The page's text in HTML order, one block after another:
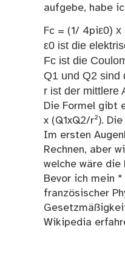
aufgebe, habe
Fc = (1/ 4piε0) x
ε0 ist die
Fc ist die
Q1 und Q2 sind
r ist der mittlere
Die Formel gibt
x (Q1xQ2/r²).
Im ersten
Rechnen, aber
welche wäre die
Bevor ich mein
französischer
Wikipedia